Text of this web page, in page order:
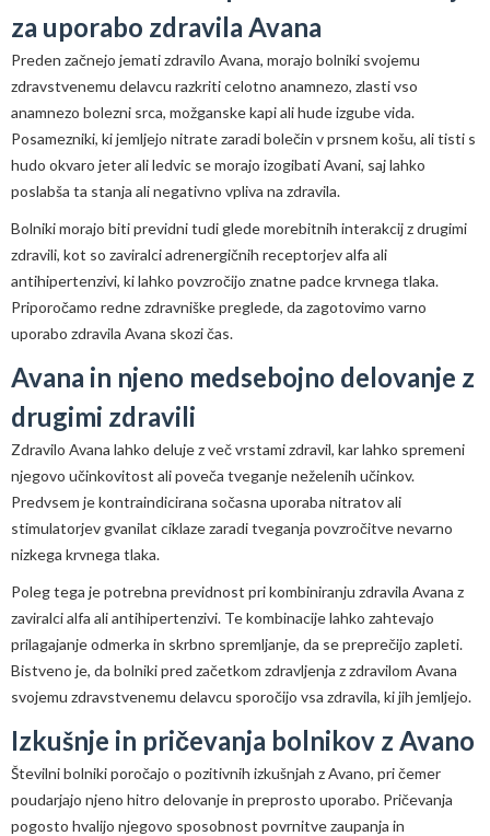
za uporabo zdravila Avana
Preden začnejo jemati zdravilo Avana, morajo bolniki svojemu
zdravstvenemu delavcu razkriti celotno anamnezo, zlasti vso
anamnezo bolezni srca, možganske kapi ali hude izgube vida.
Posamezniki, ki jemljejo nitrate zaradi bolečin v prsnem košu, ali tisti s
hudo okvaro jeter ali ledvic se morajo izogibati Avani, saj lahko
poslabša ta stanja ali negativno vpliva na zdravila.
Bolniki morajo biti previdni tudi glede morebitnih interakcij z drugimi
zdravili, kot so zaviralci adrenergičnih receptorjev alfa ali
antihipertenzivi, ki lahko povzročijo znatne padce krvnega tlaka.
Priporočamo redne zdravniške preglede, da zagotovimo varno
uporabo zdravila Avana skozi čas.
Avana in njeno medsebojno delovanje z
drugimi zdravili
Zdravilo Avana lahko deluje z več vrstami zdravil, kar lahko spremeni
njegovo učinkovitost ali poveča tveganje neželenih učinkov.
Predvsem je kontraindicirana sočasna uporaba nitratov ali
stimulatorjev gvanilat ciklaze zaradi tveganja povzročitve nevarno
nizkega krvnega tlaka.
Poleg tega je potrebna previdnost pri kombiniranju zdravila Avana z
zaviralci alfa ali antihipertenzivi. Te kombinacije lahko zahtevajo
prilagajanje odmerka in skrbno spremljanje, da se preprečijo zapleti.
Bistveno je, da bolniki pred začetkom zdravljenja z zdravilom Avana
svojemu zdravstvenemu delavcu sporočijo vsa zdravila, ki jih jemljejo.
Izkušnje in pričevanja bolnikov z Avano
Številni bolniki poročajo o pozitivnih izkušnjah z Avano, pri čemer
poudarjajo njeno hitro delovanje in preprosto uporabo. Pričevanja
pogosto hvalijo njegovo sposobnost povrnitve zaupanja in